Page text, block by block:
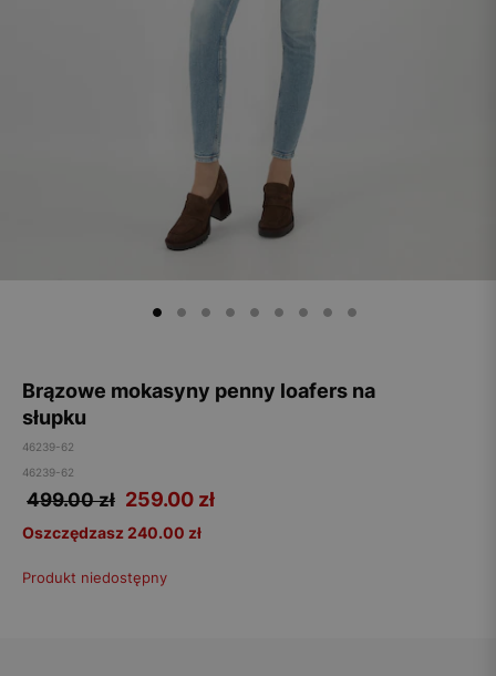
Brązowe mokasyny penny loafers na
słupku
46239-62
46239-62
499.00 zł 259.00 zł
Oszczędzasz 240.00 zł
Produkt niedostępny